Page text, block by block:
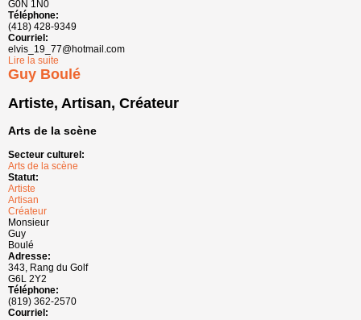
G0N 1N0
Téléphone:
(418) 428-9349
Courriel:
elvis_19_77@hotmail.com
Lire la suite
Guy Boulé
Artiste, Artisan, Créateur
Arts de la scène
Secteur culturel:
Arts de la scène
Statut:
Artiste
Artisan
Créateur
Monsieur
Guy
Boulé
Adresse:
343, Rang du Golf
G6L 2Y2
Téléphone:
(819) 362-2570
Courriel: